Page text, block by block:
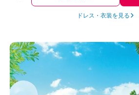
ドレス・衣装を見る